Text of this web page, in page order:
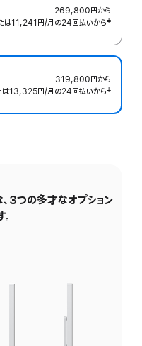
269,800円から
は11,241円/月 月
の24回払いから 脚注
‡
319,800円から
は13,325円/月 月
の24回払いから 脚注
‡
3つの多才なオプション